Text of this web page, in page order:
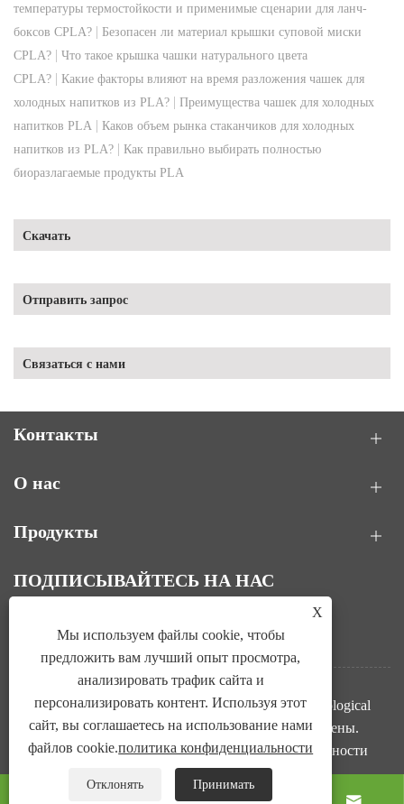
температуры термостойкости и применимые сценарии для ланч-
боксов CPLA? | Безопасен ли материал крышки суповой миски
CPLA? | Что такое крышка чашки натурального цвета
CPLA? | Какие факторы влияют на время разложения чашек для
холодных напитков из PLA? | Преимущества чашек для холодных
напитков PLA | Каков объем рынка стаканчиков для холодных
напитков из PLA? | Как правильно выбирать полностью
биоразлагаемые продукты PLA
Скачать
Отправить запрос
Связаться с нами
Контакты
О нас
Продукты
ПОДПИСЫВАЙТЕСЬ НА НАС
Авторские права © 2025 Компания Ling Tan Biological
Technology (Tianjin) Co., Ltd. Все права защищены.
LinksSitemapRSSXMLполитика конфиденциальности
X
Мы используем файлы cookie, чтобы
предложить вам лучший опыт просмотра,
анализировать трафик сайта и
персонализировать контент. Используя этот
сайт, вы соглашаетесь на использование нами
файлов cookie.политика конфиденциальности
Отклонять Принимать